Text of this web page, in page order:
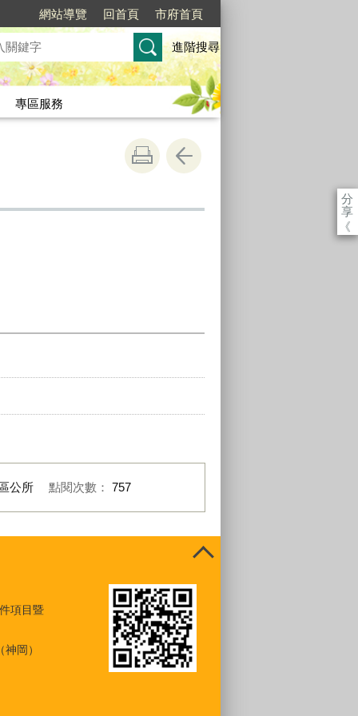
網站導覽 回首頁 市府首頁
進階搜尋
專區服務
分
享
《
公所 點閱次數： 757
項目暨
岡）